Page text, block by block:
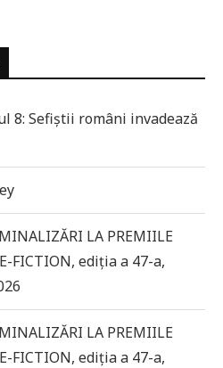
8: Sefiștii români invadează
LA PREMIILE
FICTION, ediția a 47-a,
LA PREMIILE
FICTION, ediția a 47-a,